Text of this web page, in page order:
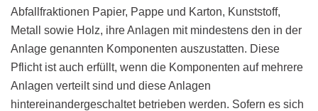
Abfallfraktionen Papier, Pappe und Karton, Kunststoff,
Metall sowie Holz, ihre Anlagen mit mindestens den in der
Anlage genannten Komponenten auszustatten. Diese
Pflicht ist auch erfüllt, wenn die Komponenten auf mehrere
Anlagen verteilt sind und diese Anlagen
hintereinandergeschaltet betrieben werden. Sofern es sich